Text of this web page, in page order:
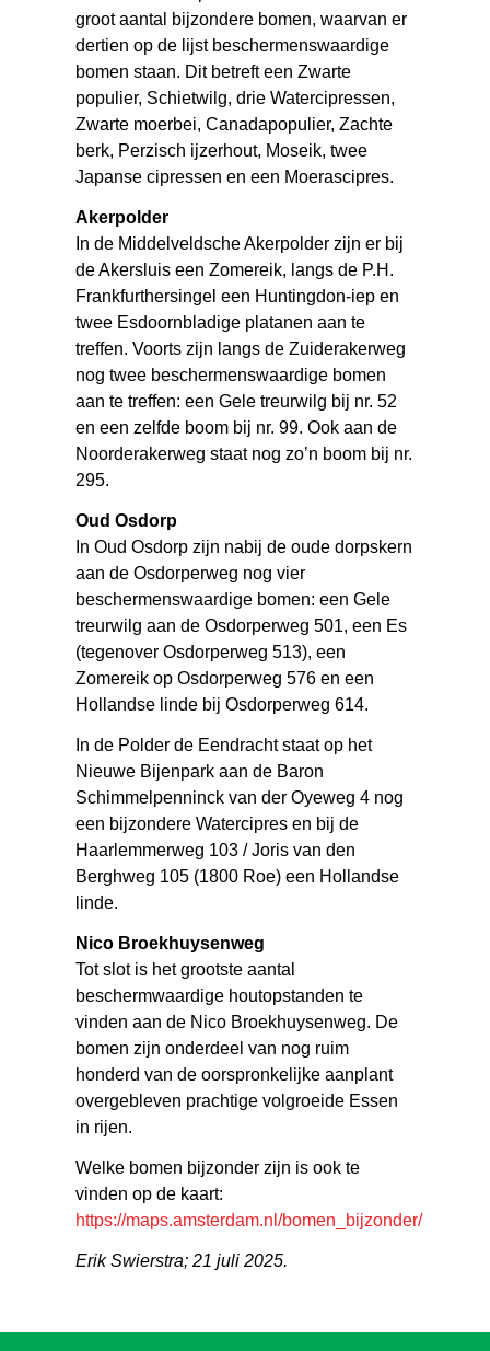
groot aantal bijzondere bomen, waarvan er
dertien op de lijst beschermenswaardige
bomen staan. Dit betreft een Zwarte
populier, Schietwilg, drie Watercipressen,
Zwarte moerbei, Canadapopulier, Zachte
berk, Perzisch ijzerhout, Moseik, twee
Japanse cipressen en een Moerascipres.
Akerpolder
In de Middelveldsche Akerpolder zijn er bij
de Akersluis een Zomereik, langs de P.H.
Frankfurthersingel een Huntingdon-iep en
twee Esdoornbladige platanen aan te
treffen. Voorts zijn langs de Zuiderakerweg
nog twee beschermenswaardige bomen
aan te treffen: een Gele treurwilg bij nr. 52
en een zelfde boom bij nr. 99. Ook aan de
Noorderakerweg staat nog zo’n boom bij nr.
295.
Oud Osdorp
In Oud Osdorp zijn nabij de oude dorpskern
aan de Osdorperweg nog vier
beschermenswaardige bomen: een Gele
treurwilg aan de Osdorperweg 501, een Es
(tegenover Osdorperweg 513), een
Zomereik op Osdorperweg 576 en een
Hollandse linde bij Osdorperweg 614.
In de Polder de Eendracht staat op het
Nieuwe Bijenpark aan de Baron
Schimmelpenninck van der Oyeweg 4 nog
een bijzondere Watercipres en bij de
Haarlemmerweg 103 / Joris van den
Berghweg 105 (1800 Roe) een Hollandse
linde.
Nico Broekhuysenweg
Tot slot is het grootste aantal
beschermwaardige houtopstanden te
vinden aan de Nico Broekhuysenweg. De
bomen zijn onderdeel van nog ruim
honderd van de oorspronkelijke aanplant
overgebleven prachtige volgroeide Essen
in rijen.
Welke bomen bijzonder zijn is ook te
vinden op de kaart:
https://maps.amsterdam.nl/bomen_bijzonder/
Erik Swierstra; 21 juli 2025.